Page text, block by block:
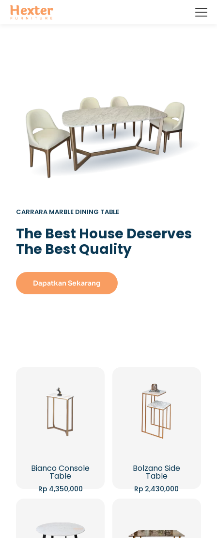
CARRARA MARBLE DINING TABLE
The Best House Deserves
The Best Quality
Dapatkan Sekarang
Bianco Console
Table
Rp 4,350,000
Bolzano Side
Table
Rp 2,430,000